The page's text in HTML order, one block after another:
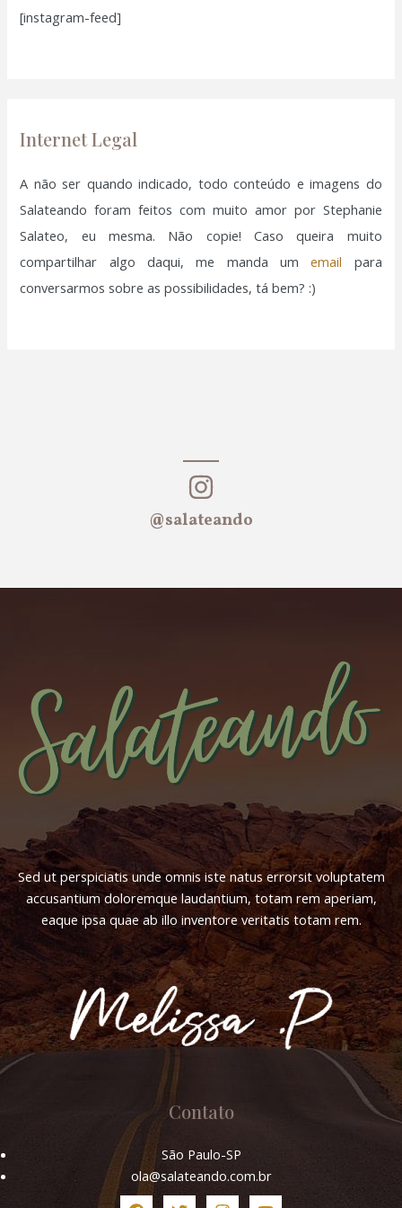
s
r
[instagram-feed]
Internet Legal
A não ser quando indicado, todo conteúdo e imagens do
Salateando foram feitos com muito amor por Stephanie
Salateo, eu mesma. Não copie! Caso queira muito
compartilhar algo daqui, me manda umemail para
conversarmos sobre as possibilidades, tá bem? :)
@salateando
Sed ut perspiciatis unde omnis iste natus errorsit voluptatem
accusantium doloremque laudantium, totam rem aperiam,
eaque ipsa quae ab illo inventore veritatis totam rem.
Contato
São Paulo-SP
ola@salateando.com.br